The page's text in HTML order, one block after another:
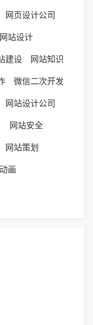
网页设计公司
网站设计
建设 网站知识
微信二次开发
网站设计公司
网站安全
网站策划
画